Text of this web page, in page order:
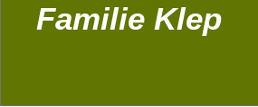
Familie Klep